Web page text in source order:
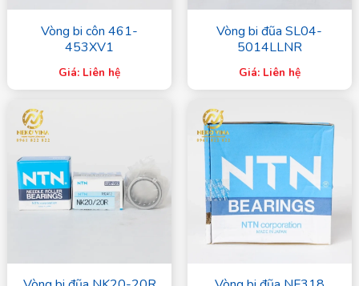
Vòng bi côn 461-
453XV1
Giá: Liên hệ
Vòng bi đũa SL04-
5014LLNR
Giá: Liên hệ